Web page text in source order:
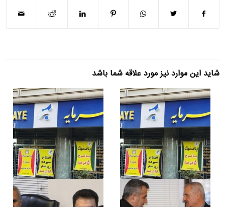
شاید این موارد نیز مورد علاقه شما باشد